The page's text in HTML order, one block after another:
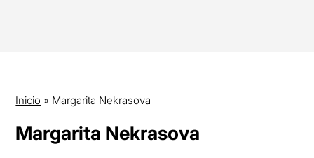
Inicio » Margarita Nekrasova
Margarita Nekrasova